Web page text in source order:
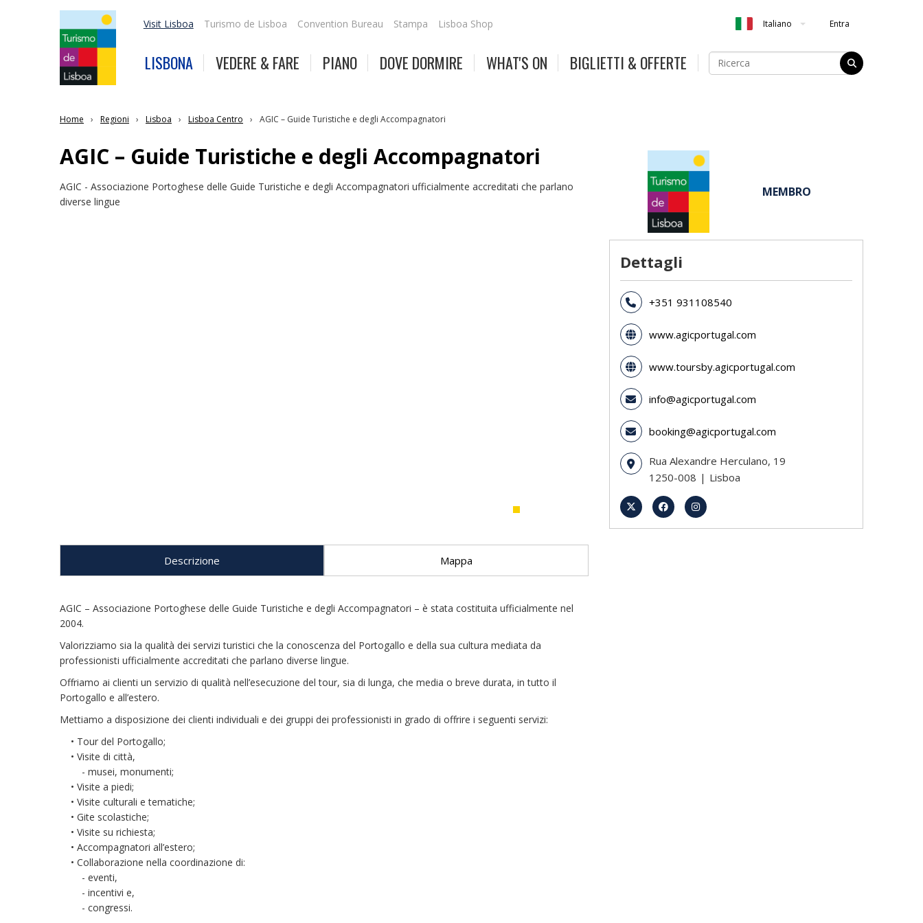
Visit Lisboa Turismo de Lisboa Convention Bureau Stampa Lisboa Shop Italiano Entra
LISBONA VEDERE & FARE PIANO DOVE DORMIRE WHAT'S ON BIGLIETTI & OFFERTE
Home Regioni Lisboa Lisboa Centro AGIC – Guide Turistiche e degli Accompagnatori
AGIC – Guide Turistiche e degli Accompagnatori
AGIC - Associazione Portoghese delle Guide Turistiche e degli Accompagnatori ufficialmente accreditati che parlano
diverse lingue
Descrizione Mappa
AGIC – Associazione Portoghese delle Guide Turistiche e degli Accompagnatori – è stata costituita ufficialmente nel
2004.
Valorizziamo sia la qualità dei servizi turistici che la conoscenza del Portogallo e della sua cultura mediata da
professionisti ufficialmente accreditati che parlano diverse lingue.
Offriamo ai clienti un servizio di qualità nell’esecuzione del tour, sia di lunga, che media o breve durata, in tutto il
Portogallo e all’estero.
Mettiamo a disposizione dei clienti individuali e dei gruppi dei professionisti in grado di offrire i seguenti servizi:
• Tour del Portogallo;
• Visite di città,
- musei, monumenti;
• Visite a piedi;
• Visite culturali e tematiche;
• Gite scolastiche;
• Visite su richiesta;
• Accompagnatori all’estero;
• Collaborazione nella coordinazione di:
- eventi,
- incentivi e,
- congressi.
MEMBRO
Dettagli
+351 931108540
www.agicportugal.com
www.toursby.agicportugal.com
info@agicportugal.com
booking@agicportugal.com
Rua Alexandre Herculano, 19
1250-008
Lisboa